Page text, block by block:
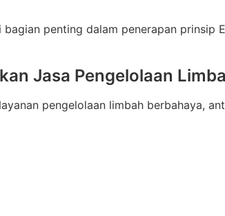
penting dalam penerapan prinsip
Jasa Pengelolaan
pengelolaan limbah berbahaya,